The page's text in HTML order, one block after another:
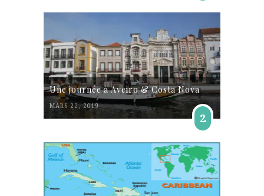
Une journée à Aveiro & Costa Nova
MARS 22, 2019
2